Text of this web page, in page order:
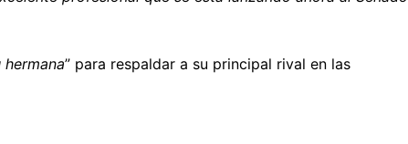
” para respaldar a su principal rival en las